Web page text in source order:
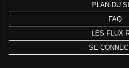
PLAN DU
FAQ
LES FLUX
SE